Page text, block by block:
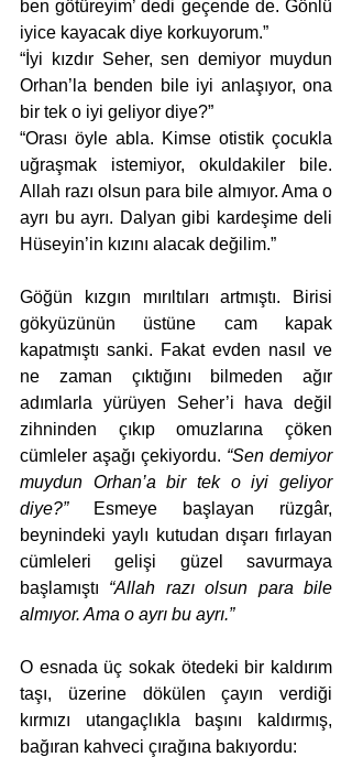
ben götüreyim’ dedi geçende de. Gönlü
iyice kayacak diye korkuyorum.”
“İyi kızdır Seher, sen demiyor muydun
Orhan’la benden bile iyi anlaşıyor, ona
bir tek o iyi geliyor diye?”
“Orası öyle abla. Kimse otistik çocukla
uğraşmak istemiyor, okuldakiler bile.
Allah razı olsun para bile almıyor. Ama o
ayrı bu ayrı. Dalyan gibi kardeşime deli
Hüseyin’in kızını alacak değilim.”
Göğün kızgın mırıltıları artmıştı. Birisi
gökyüzünün üstüne cam kapak
kapatmıştı sanki. Fakat evden nasıl ve
ne zaman çıktığını bilmeden ağır
adımlarla yürüyen Seher’i hava değil
zihninden çıkıp omuzlarına çöken
cümleler aşağı çekiyordu. “Sen demiyor
muydun Orhan’a bir tek o iyi geliyor
diye?”
Esmeye başlayan rüzgâr,
beynindeki yaylı kutudan dışarı fırlayan
cümleleri gelişi güzel savurmaya
başlamıştı “Allah razı olsun para bile
almıyor. Ama o ayrı bu ayrı.”
O esnada üç sokak ötedeki bir kaldırım
taşı, üzerine dökülen çayın verdiği
kırmızı utangaçlıkla başını kaldırmış,
bağıran kahveci çırağına bakıyordu: